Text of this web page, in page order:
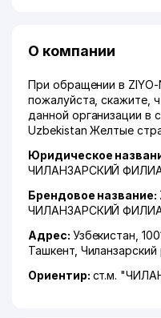
О компании
При обращении в ZIYO-
пожалуйста, скажите,
данной организации в
Uzbekistan Желтые
Юридическое
ЧИЛАНЗАРСКИЙ
Брендовое название:
ЧИЛАНЗАРСКИЙ
Адрес: Узбекистан,
Ташкент, Чиланзарский
Ориентир: ст.м.